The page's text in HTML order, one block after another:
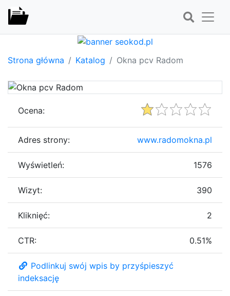
Strona główna Katalog Okna pcv Radom
Ocena:
Adres strony: www.radomokna.pl
Wyświetleń: 1576
Wizyt: 390
Kliknięć: 2
CTR: 0.51%
Podlinkuj swój wpis by przyśpieszyć
indeksację